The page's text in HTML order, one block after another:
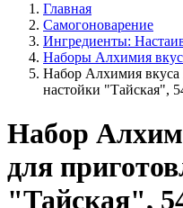
Главная
Самогоноварение
Ингредиенты:
Наборы Алхимия
Набор Алхимия
настойки "Тайская",
Набор
для
"Тайская",